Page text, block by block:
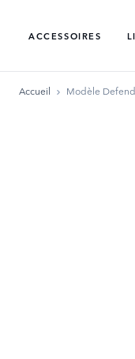
ACCESSOIRES
Accueil Modèle